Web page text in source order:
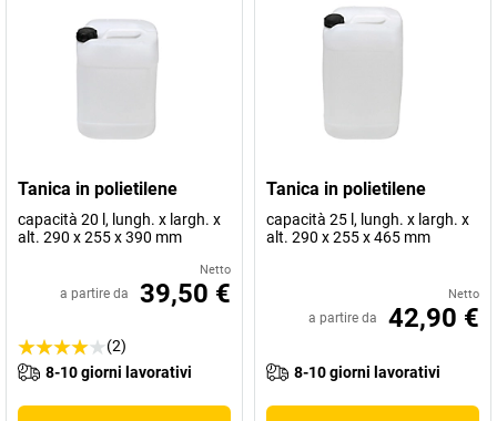
Tanica in polietilene
capacità 20 l, lungh. x largh. x
alt. 290 x 255 x 390 mm
Netto
a partire da 39,50 €
(2)
8-10 giorni lavorativi
Tanica in polietilene
capacità 25 l, lungh. x largh. x
alt. 290 x 255 x 465 mm
Netto
a partire da 42,90 €
8-10 giorni lavorativi